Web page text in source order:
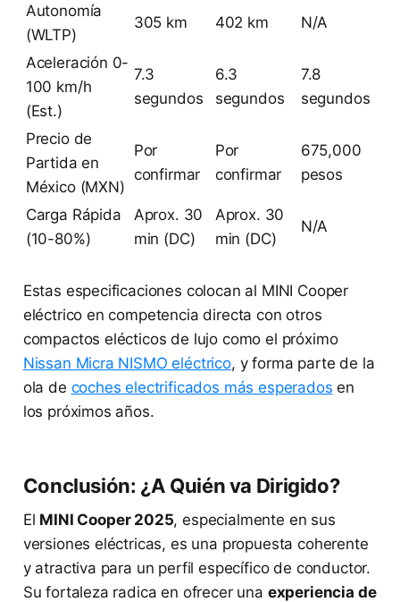
Autonomía
(WLTP)
305 km 402 km N/A
Aceleración 0-
100 km/h
(Est.)
7.3
segundos
6.3
segundos
7.8
segundos
Precio de
Partida en
México (MXN)
Por
confirmar
Por
confirmar
675,000
pesos
Carga Rápida
(10-80%)
Aprox. 30
min (DC)
Aprox. 30
min (DC)
N/A
Estas especificaciones colocan al MINI Cooper
eléctrico en competencia directa con otros
compactos elécticos de lujo como el próximo
Nissan Micra NISMO eléctrico, y forma parte de la
ola de coches electrificados más esperados en
los próximos años.
Conclusión: ¿A Quién va Dirigido?
El MINI Cooper 2025, especialmente en sus
versiones eléctricas, es una propuesta coherente
y atractiva para un perfil específico de conductor.
Su fortaleza radica en ofrecer una experiencia de